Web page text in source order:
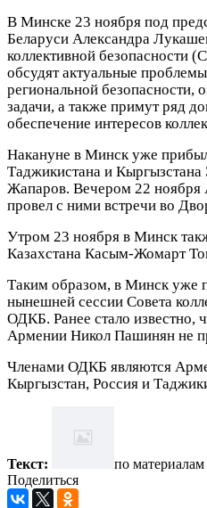
В Минске 23 ноября под
Беларуси Александра
коллективной
обсудят актуальные
региональной безопасности,
задачи, а также примут ряд
обеспечение интересов
Накануне в Минск уже
Таджикистана и
Жапаров. Вечером 22 ноября
провел с ними встречи во
Утром 23 ноября в Минск
Казахстана Касым-Жомарт
Таким образом, в Минск уже
нынешней сессии Совета
ОДКБ. Ранее стало известно,
Армении Никол Пашинян не
Членами ОДКБ являются
Кыргызстан, Россия и
Текст:
по
Поделиться